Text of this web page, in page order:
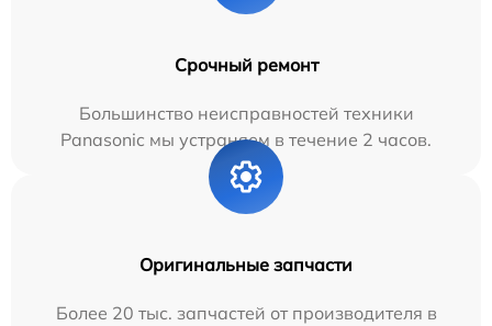
Срочный ремонт
Большинство неисправностей техники
Panasonic мы устраняем в течение 2 часов.
Оригинальные запчасти
Более 20 тыс. запчастей от производителя в